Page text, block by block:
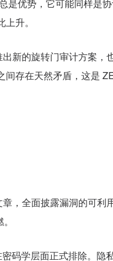
优势，它可能同样是
升。
新的旋转门审计方案，
存在天然矛盾，这是
，全面披露漏洞的可
码学层面正式排除。隐